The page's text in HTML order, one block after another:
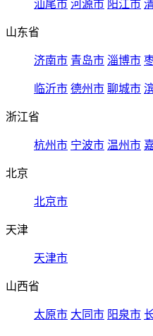
汕尾市 河源市 阳江市
山东省
济南市 青岛市 淄博市
临沂市 德州市 聊城市
浙江省
杭州市 宁波市 温州市
北京
北京市
天津
天津市
山西省
太原市 大同市 阳泉市